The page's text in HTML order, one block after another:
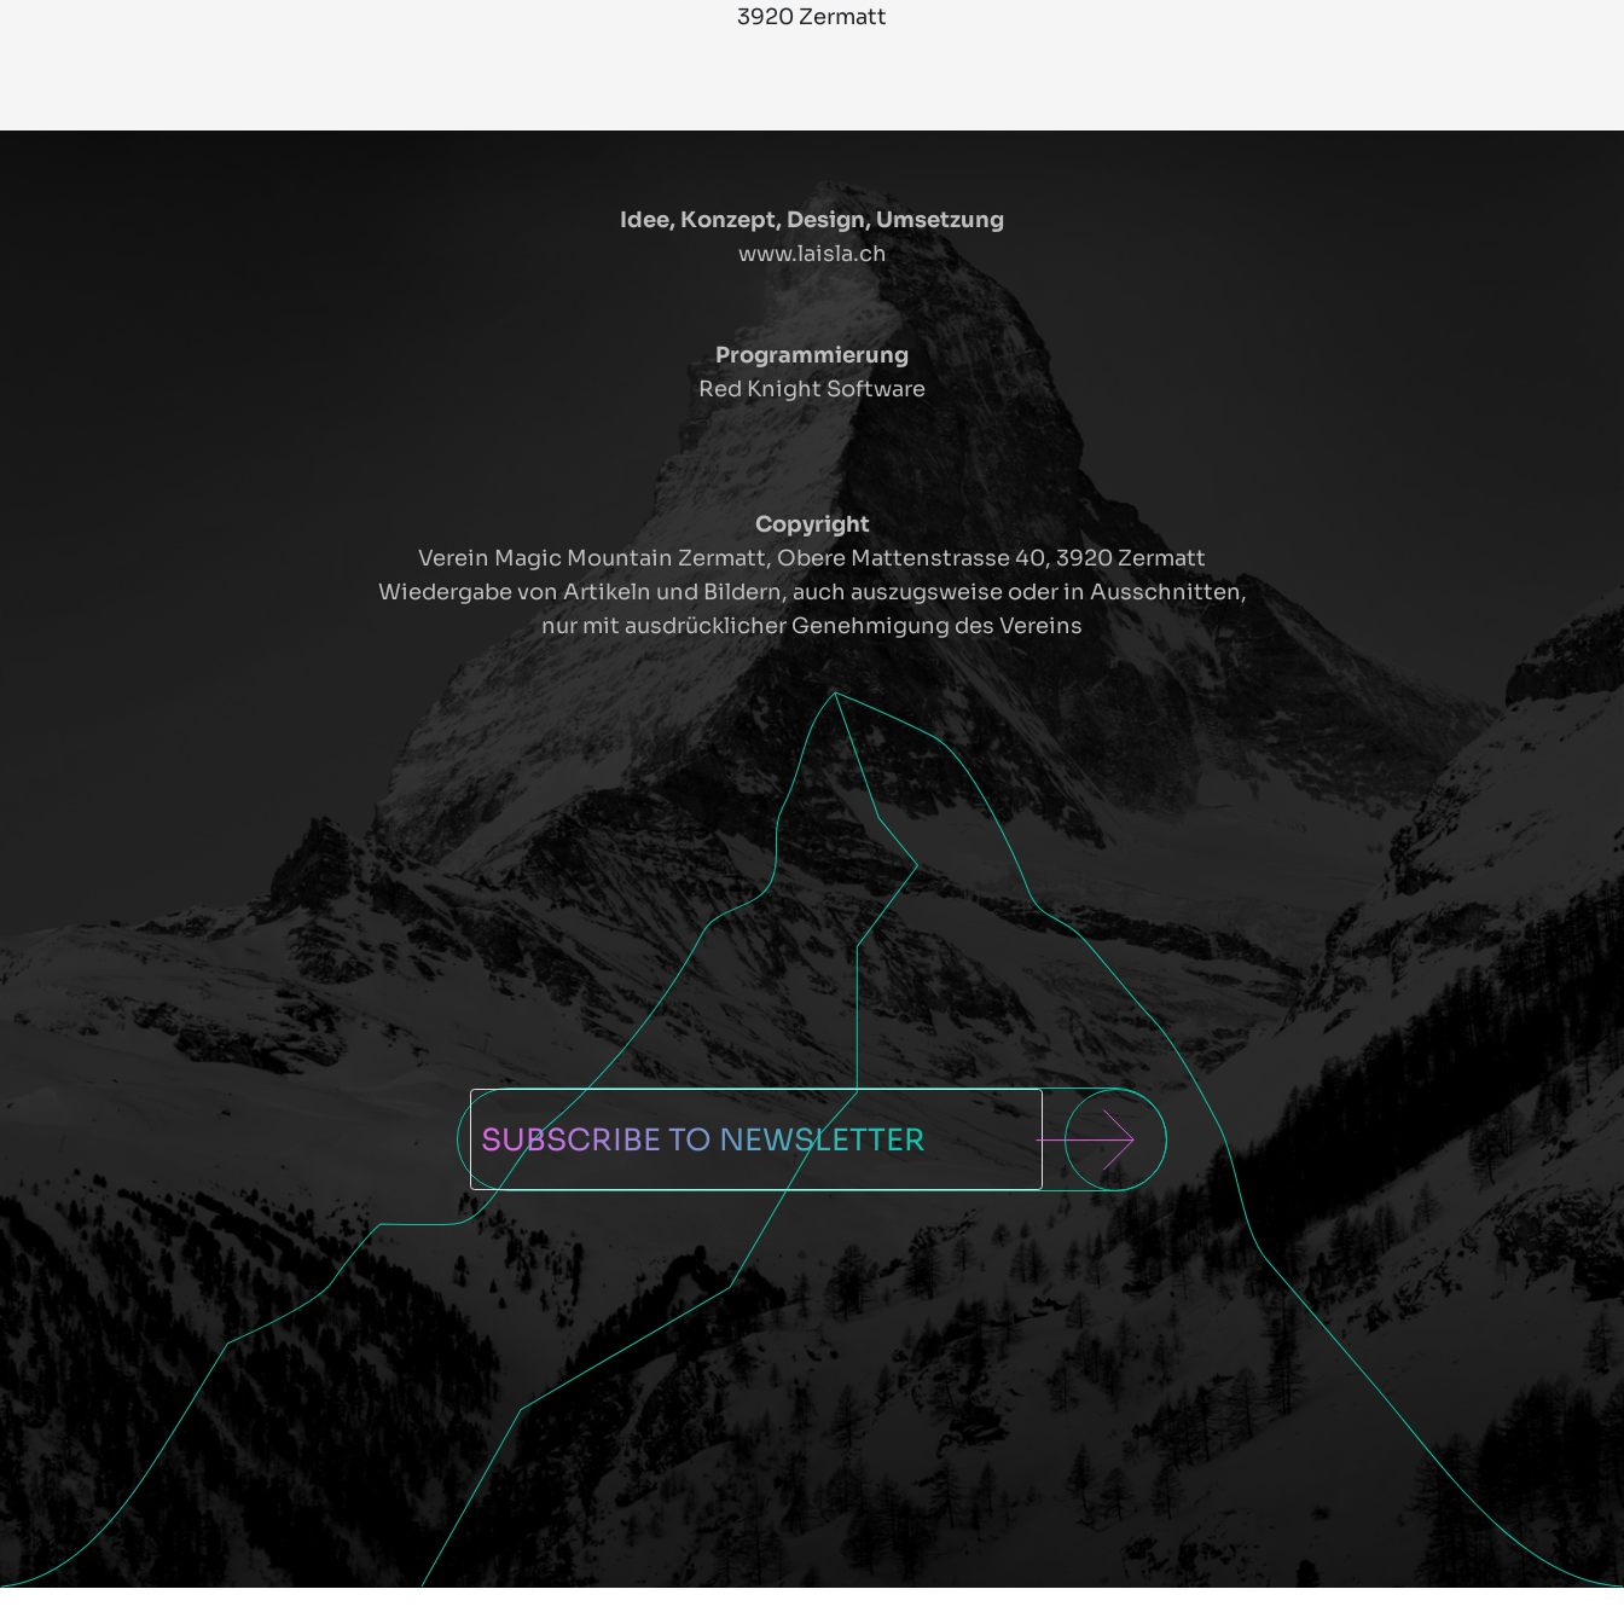
3920 Zermatt
Idee, Konzept, Design, Umsetzung
www.laisla.ch
Programmierung
Red Knight Software
Copyright
Verein Magic Mountain Zermatt, Obere Mattenstrasse 40, 3920 Zermatt
Wiedergabe von Artikeln und Bildern, auch auszugsweise oder in Ausschnitten,
nur mit ausdrücklicher Genehmigung des Vereins